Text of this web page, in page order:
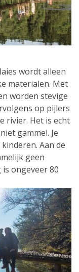
wordt alleen
materialen. Met
worden stevige
op pijlers
rivier. Het is echt
gammel. Je
Aan de
geen
ongeveer 80